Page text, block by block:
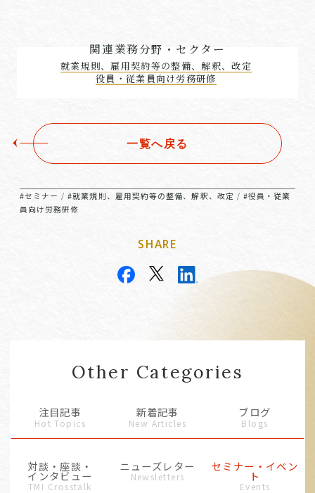
関連業務分野・セクター
就業規則、雇用契約等の整備、解釈、改定
役員・従業員向け労務研修
一覧へ戻る
#セミナー /#就業規則、雇用契約等の整備、解釈、改定 /#役員・従業
員向け労務研修
SHARE
Other Categories
注目記事
Hot Topics
新着記事
New Articles
ブログ
Blogs
対談・座談・
インタビュー
TMI Crosstalk
ニューズレター
Newsletters
セミナー・イベン
ト
Events